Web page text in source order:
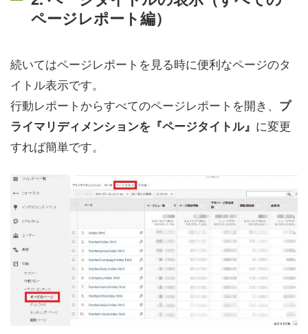
ページレポート編）
続いてはページレポートを見る時に便利なページのタ
イトル表示です。
行動レポートからすべてのページレポートを開き、 プ
ライマリディメンションを『ページタイトル』 に変更
すれば簡単です。